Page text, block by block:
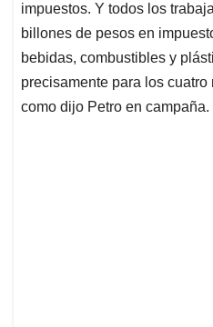
impuestos. Y todos los
billones de pesos en
bebidas, combustibles y
precisamente para los
como dijo Petro en campaña.